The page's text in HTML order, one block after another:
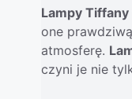
Lampy Tiffany
one
atmosferę.
czyni je nie